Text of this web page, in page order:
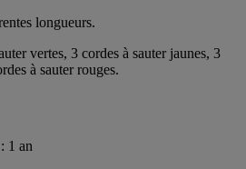
longueurs.
vertes, 3 cordes à sauter jaunes, 3
à sauter rouges.
1 an